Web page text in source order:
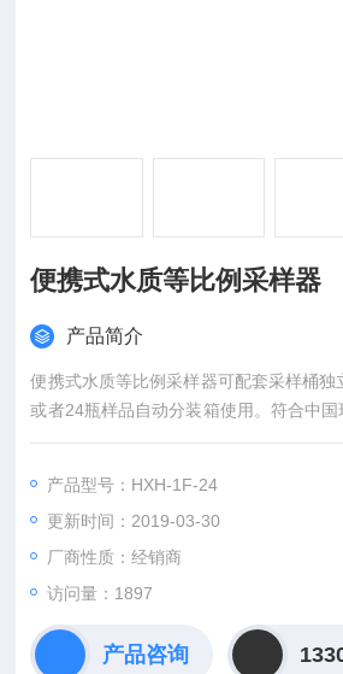
便携式水质等比例采样器
产品简介
便携式水质等比例采样器可配套采样桶独
或者24瓶样品自动分装箱使用。符合中国
样器技术要求及检测方法（HJ/T372-
察机构、科研院所、水务、市政及污水处
放口、江、河、湖、海等水样进行自动采
产品型号：HXH-1F-24
更新时间：2019-03-30
厂商性质：经销商
访问量：1897
产品咨询